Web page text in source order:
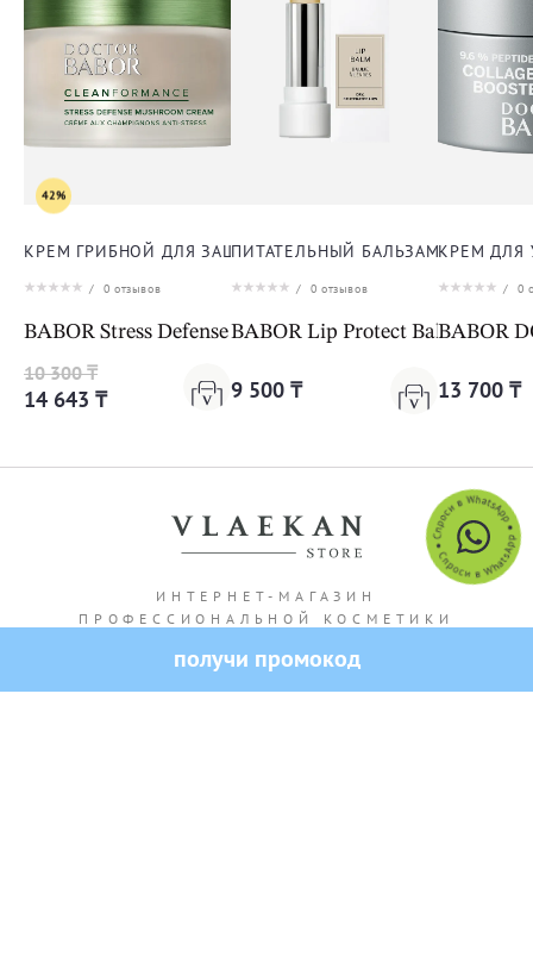
42%
КРЕМ ГРИБНОЙ ДЛЯ ЗАЩИТЫ ОТ СТРЕССА ДЛЯ ЛИЦА
/ 0 отзывов
BABOR Stress Defense Mushroom Cream
10 300 ₸
14 643 ₸
ПИТАТЕЛЬНЫЙ БАЛЬЗАМ ДЛЯ ГУБ
/ 0 отзывов
BABOR Lip Protect Balm
9 500 ₸
КРЕМ ДЛЯ
/ 0
BABOR
13 700 ₸
ИНТЕРНЕТ-МАГАЗИН
ПРОФЕССИОНАЛЬНОЙ КОСМЕТИКИ
получи промокод